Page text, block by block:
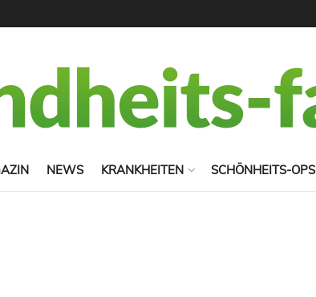
NEWS KRANKHEITEN SCHÖNHEITS-OPS